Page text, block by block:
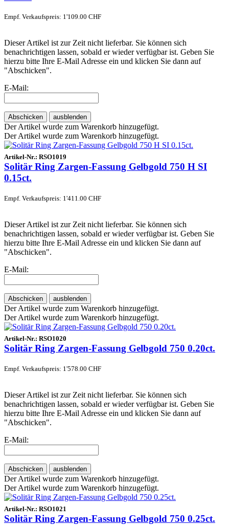
Empf. Verkaufspreis: 1'109.00 CHF
Dieser Artikel ist zur Zeit nicht lieferbar. Sie können sich
benachrichtigen lassen, sobald er wieder verfügbar ist. Geben Sie
hierzu bitte Ihre E-Mail Adresse ein und klicken Sie dann auf
"Abschicken".
E-Mail:
Abschicken ausblenden
Der Artikel wurde zum Warenkorb hinzugefügt.
Der Artikel wurde zum Warenkorb hinzugefügt.
Artikel-Nr.: RSO1019
Solitär Ring Zargen-Fassung Gelbgold 750 H SI
0.15ct.
Empf. Verkaufspreis: 1'411.00 CHF
Dieser Artikel ist zur Zeit nicht lieferbar. Sie können sich
benachrichtigen lassen, sobald er wieder verfügbar ist. Geben Sie
hierzu bitte Ihre E-Mail Adresse ein und klicken Sie dann auf
"Abschicken".
E-Mail:
Abschicken ausblenden
Der Artikel wurde zum Warenkorb hinzugefügt.
Der Artikel wurde zum Warenkorb hinzugefügt.
Artikel-Nr.: RSO1020
Solitär Ring Zargen-Fassung Gelbgold 750 0.20ct.
Empf. Verkaufspreis: 1'578.00 CHF
Dieser Artikel ist zur Zeit nicht lieferbar. Sie können sich
benachrichtigen lassen, sobald er wieder verfügbar ist. Geben Sie
hierzu bitte Ihre E-Mail Adresse ein und klicken Sie dann auf
"Abschicken".
E-Mail:
Abschicken ausblenden
Der Artikel wurde zum Warenkorb hinzugefügt.
Der Artikel wurde zum Warenkorb hinzugefügt.
Artikel-Nr.: RSO1021
Solitär Ring Zargen-Fassung Gelbgold 750 0.25ct.